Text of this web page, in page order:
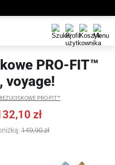
PRO-FIT™
voyage!
PRO-FIT™
zł
149,90 zł